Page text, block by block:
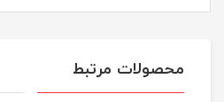
محصولات مرتبط